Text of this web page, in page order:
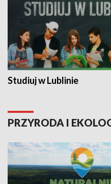
Studiuj w Lublinie
PRZYRODA I